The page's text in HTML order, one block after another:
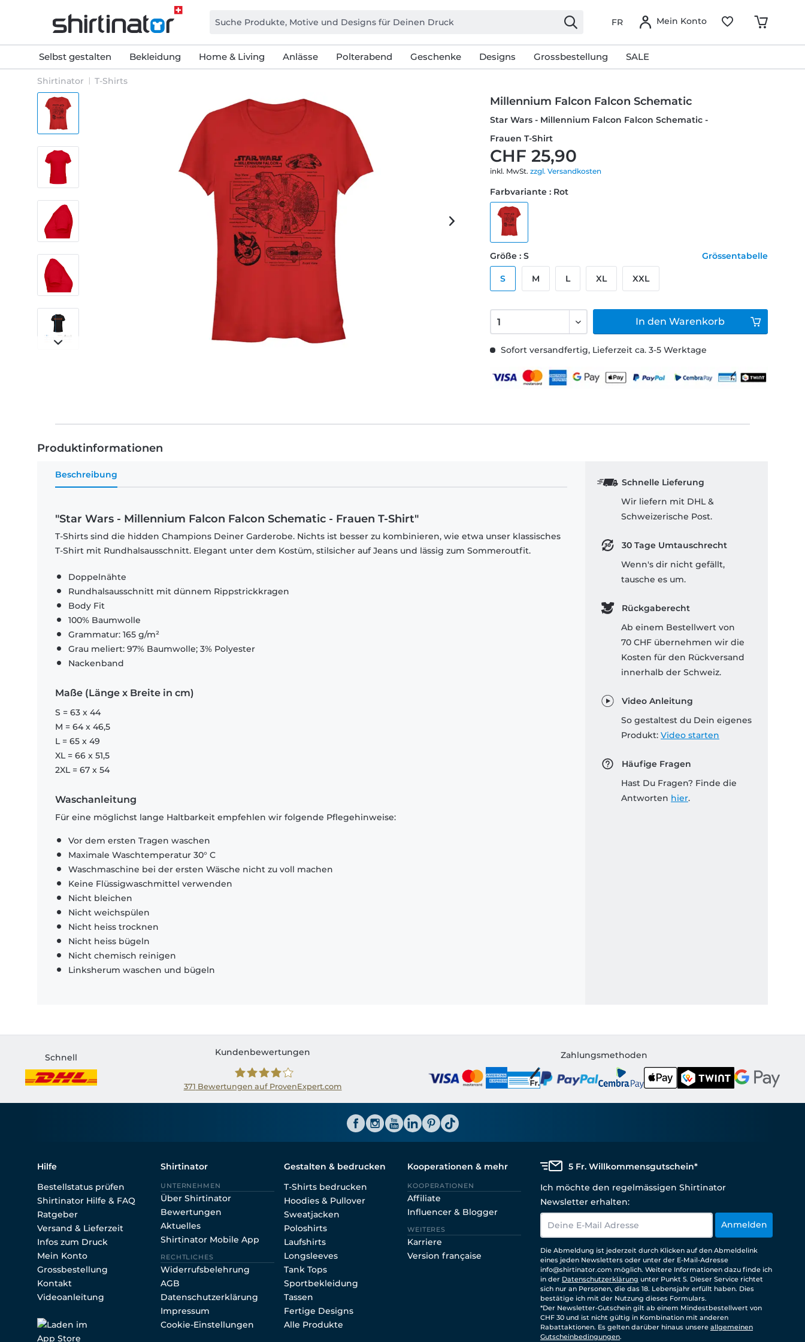
FR Mein Konto
Selbst gestalten Bekleidung Home & Living Anlässe Polterabend Geschenke Designs Grossbestellung SALE
Shirtinator T-Shirts
Millennium Falcon Falcon Schematic
Star Wars - Millennium Falcon Falcon Schematic -
Frauen T-Shirt
CHF 25,90
inkl. MwSt.zzgl. Versandkosten
Sofort versandfertig, Lieferzeit ca. 3-5 Werktage
Farbvariante : Rot
Größe : S Grössentabelle
S M L XL XXL
In den Warenkorb
Produktinformationen
Beschreibung
"Star Wars - Millennium Falcon Falcon Schematic - Frauen T-Shirt"
T-Shirts sind die hidden Champions Deiner Garderobe. Nichts ist besser zu kombinieren, wie etwa unser klassisches
T-Shirt mit Rundhalsausschnitt. Elegant unter dem Kostüm, stilsicher auf Jeans und lässig zum Sommeroutfit.
Doppelnähte
Rundhalsausschnitt mit dünnem Rippstrickkragen
Body Fit
100% Baumwolle
Grammatur: 165 g/m²
Grau meliert: 97% Baumwolle; 3% Polyester
Nackenband
Maße (Länge x Breite in cm)
S = 63 x 44
M = 64 x 46,5
L = 65 x 49
XL = 66 x 51,5
2XL = 67 x 54
Waschanleitung
Für eine möglichst lange Haltbarkeit empfehlen wir folgende Pflegehinweise:
Vor dem ersten Tragen waschen
Maximale Waschtemperatur 30° C
Waschmaschine bei der ersten Wäsche nicht zu voll machen
Keine Flüssigwaschmittel verwenden
Nicht bleichen
Nicht weichspülen
Nicht heiss trocknen
Nicht heiss bügeln
Nicht chemisch reinigen
Linksherum waschen und bügeln
Schnelle Lieferung
Wir liefern mit DHL &
Schweizerische Post.
30 Tage Umtauschrecht
Wenn's dir nicht gefällt,
tausche es um.
Rückgaberecht
Ab einem Bestellwert von
70 CHF übernehmen wir die
Kosten für den Rückversand
innerhalb der Schweiz.
Video Anleitung
So gestaltest du Dein eigenes
Produkt: Video starten
Häufige Fragen
Hast Du Fragen? Finde die
Antworten hier.
Schnell
Kundenbewertungen
371 Bewertungen auf ProvenExpert.com
Zahlungsmethoden
Hilfe
Bestellstatus prüfen
Shirtinator Hilfe & FAQ
Ratgeber
Versand & Lieferzeit
Infos zum Druck
Mein Konto
Grossbestellung
Kontakt
Videoanleitung
Shirtinator
UNTERNEHMEN
Über Shirtinator
Bewertungen
Aktuelles
Shirtinator Mobile App
RECHTLICHES
Widerrufsbelehrung
AGB
Datenschutzerklärung
Impressum
Cookie-Einstellungen
Gestalten & bedrucken
T-Shirts bedrucken
Hoodies & Pullover
Sweatjacken
Poloshirts
Laufshirts
Longsleeves
Tank Tops
Sportbekleidung
Tassen
Fertige Designs
Alle Produkte
Kooperationen & mehr
KOOPERATIONEN
Affiliate
Influencer & Blogger
WEITERES
Karriere
Version française
5 Fr. Willkommensgutschein*
Ich möchte den regelmässigen Shirtinator
Newsletter erhalten:
Anmelden
Die Abmeldung ist jederzeit durch Klicken auf den Abmeldelink
eines jeden Newsletters oder unter der E-Mail-Adresse
info@shirtinator.com möglich. Weitere Informationen dazu finde ich
in der Datenschutzerklärung unter Punkt 5. Dieser Service richtet
sich nur an Personen, die das 18. Lebensjahr erfüllt haben. Dies
bestätige ich mit der Nutzung dieses Formulars.
*Der Newsletter-Gutschein gilt ab einem Mindestbestellwert von
CHF 30 und ist nicht gültig in Kombination mit anderen
Rabattaktionen. Es gelten darüber hinaus unsere allgemeinen
Gutscheinbedingungen.